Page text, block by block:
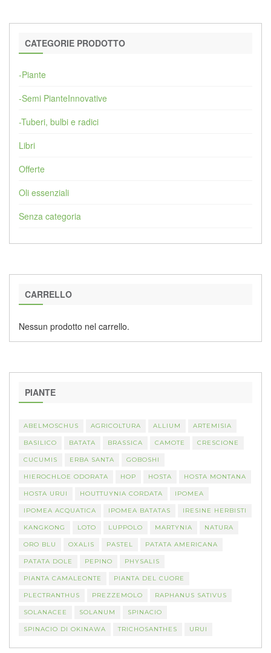
CATEGORIE PRODOTTO
-Piante
-Semi PianteInnovative
-Tuberi, bulbi e radici
Libri
Offerte
Oli essenziali
Senza categoria
CARRELLO
Nessun prodotto nel carrello.
PIANTE
ABELMOSCHUS AGRICOLTURA ALLIUM ARTEMISIA
BASILICO BATATA BRASSICA CAMOTE CRESCIONE
CUCUMIS ERBA SANTA GOBOSHI
HIEROCHLOE ODORATA HOP HOSTA HOSTA MONTANA
HOSTA URUI HOUTTUYNIA CORDATA IPOMEA
IPOMEA ACQUATICA IPOMEA BATATAS IRESINE HERBISTI
KANGKONG LOTO LUPPOLO MARTYNIA NATURA
ORO BLU OXALIS PASTEL PATATA AMERICANA
PATATA DOLE PEPINO PHYSALIS
PIANTA CAMALEONTE PIANTA DEL CUORE
PLECTRANTHUS PREZZEMOLO RAPHANUS SATIVUS
SOLANACEE SOLANUM SPINACIO
SPINACIO DI OKINAWA TRICHOSANTHES URUI